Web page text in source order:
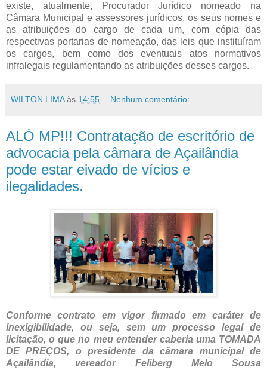
existe, atualmente, Procurador Jurídico nomeado na
Câmara Municipal e assessores jurídicos, os seus nomes e
as atribuições do cargo de cada um, com cópia das
respectivas portarias de nomeação, das leis que instituíram
os cargos, bem como dos eventuais atos normativos
infralegais regulamentando as atribuições desses cargos.
WILTON LIMA às 14:55 Nenhum comentário:
ALÓ MP!!! Contratação de escritório de
advocacia pela câmara de Açailândia
pode estar eivado de vícios e
ilegalidades.
Conforme contrato em vigor firmado em caráter de
inexigibilidade, ou seja, sem um processo legal de
licitação, o que no meu entender caberia uma TOMADA
DE PREÇOS, o presidente da câmara municipal de
Açailândia, vereador Feliberg Melo Sousa